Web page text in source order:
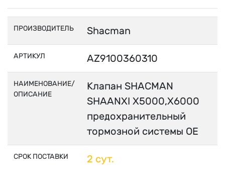
ПРОИЗВОДИТЕЛЬ Shacman
АРТИКУЛ AZ9100360310
НАИМЕНОВАНИЕ/
ОПИСАНИЕ
Клапан SHACMAN
SHAANXI X5000,X6000
предохранительный
тормозной системы OE
СРОК ПОСТАВКИ 2 сут.